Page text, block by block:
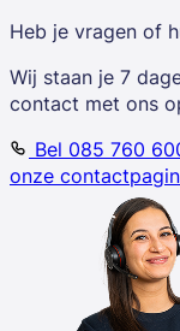
Heb je vragen of
Wij staan je 7
contact met ons
Bel 085 760
onze